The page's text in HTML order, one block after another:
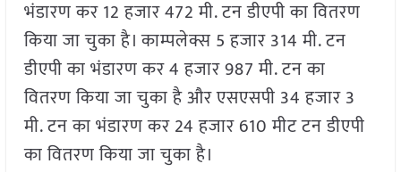
भंडारण कर 12 हजार 472 मी. टन डीएपी का वितरण
किया जा चुका है। काम्पलेक्स 5 हजार 314 मी. टन
डीएपी का भंडारण कर 4 हजार 987 मी. टन का
वितरण किया जा चुका है और एसएसपी 34 हजार 3
मी. टन का भंडारण कर 24 हजार 610 मीट टन डीएपी
का वितरण किया जा चुका है।